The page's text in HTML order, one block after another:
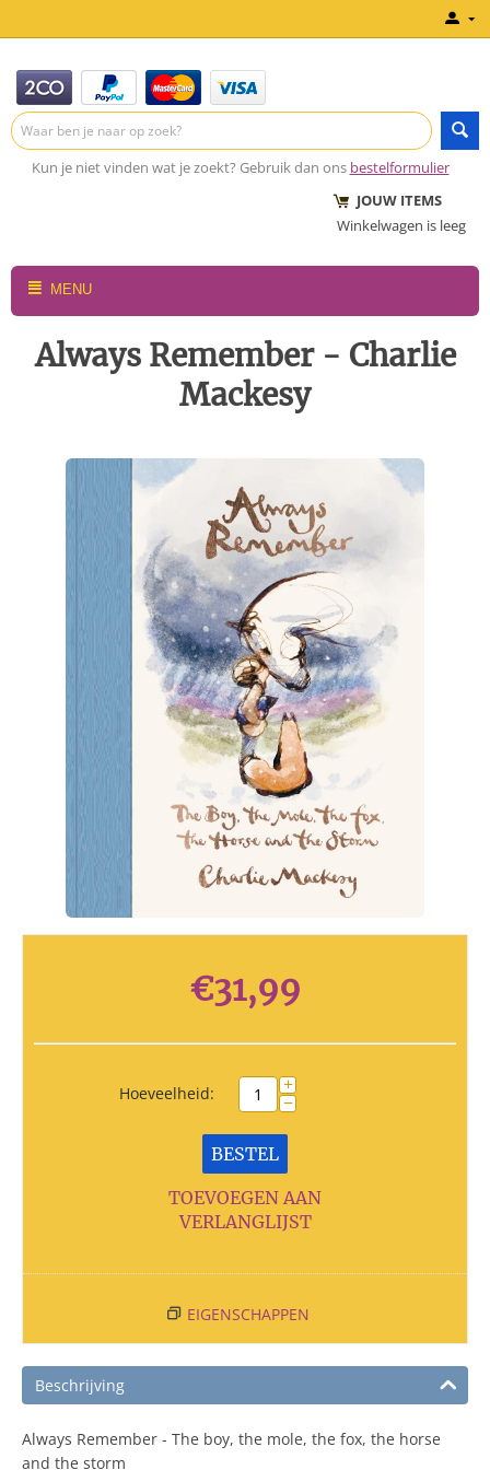
Kun je niet vinden wat je zoekt? Gebruik dan ons bestelformulier
JOUW ITEMS
Winkelwagen is leeg
MENU
Always Remember - Charlie
Mackesy
€31,99
Hoeveelheid: +
−
BESTEL
TOEVOEGEN AAN
VERLANGLIJST
EIGENSCHAPPEN
Beschrijving
Always Remember - The boy, the mole, the fox, the horse
and the storm